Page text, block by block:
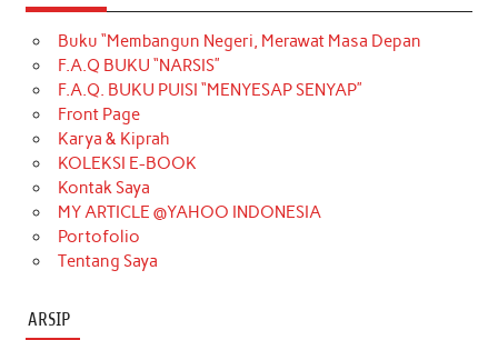
e
b
o
o
k
t
a
g
r
a
m
T
o
k
t
e
r
k
e
d
t
t
e
T
u
b
Buku “Membangun Negeri, Merawat Masa Depan
F.A.Q BUKU “NARSIS”
F.A.Q. BUKU PUISI “MENYESAP SENYAP”
Front Page
Karya & Kiprah
KOLEKSI E-BOOK
Kontak Saya
MY ARTICLE @YAHOO INDONESIA
Portofolio
Tentang Saya
ARSIP